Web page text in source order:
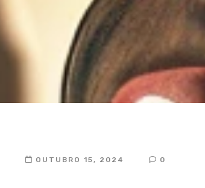
OUTUBRO 15, 2024 0